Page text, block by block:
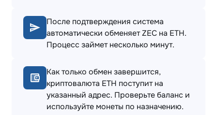
После подтверждения система
автоматически обменяет ZEC на ETH.
Процесс займет несколько минут.
Как только обмен завершится,
криптовалюта ETH поступит на
указанный адрес. Проверьте баланс и
используйте монеты по назначению.